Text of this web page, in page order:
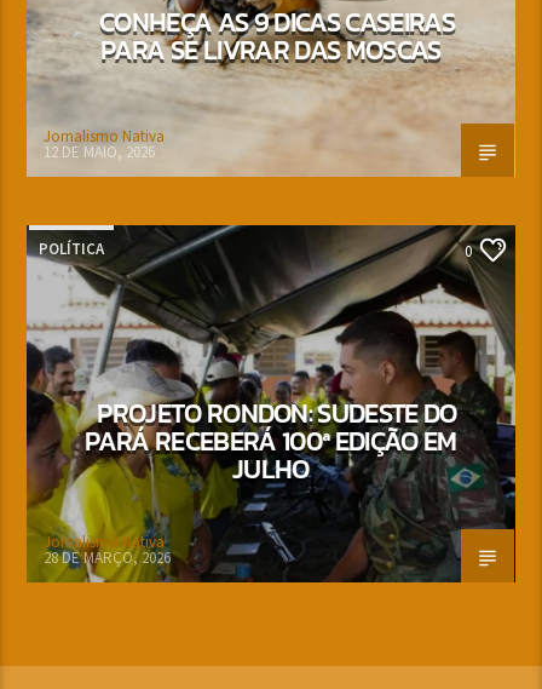
CONHEÇA AS 9 DICAS CASEIRAS
PARA SE LIVRAR DAS MOSCAS
Jornalismo Nativa
12 DE MAIO, 2026
POLÍTICA 0
PROJETO RONDON: SUDESTE DO
PARÁ RECEBERÁ 100ª EDIÇÃO EM
JULHO
Jornalismo Nativa
28 DE MARÇO, 2026